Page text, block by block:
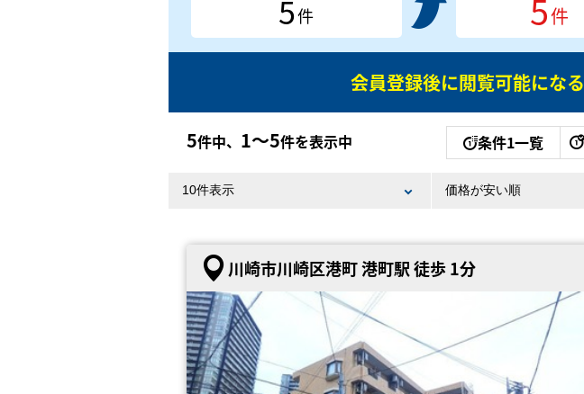
5件 5件
会員登録後に閲覧可能になる
5件中、 1〜5件を表示中 条件1一覧
川崎市川崎区港町 港町駅 徒歩 1分